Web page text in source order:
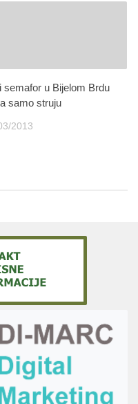
semafor u Bijelom Brdu
samo struju
2013